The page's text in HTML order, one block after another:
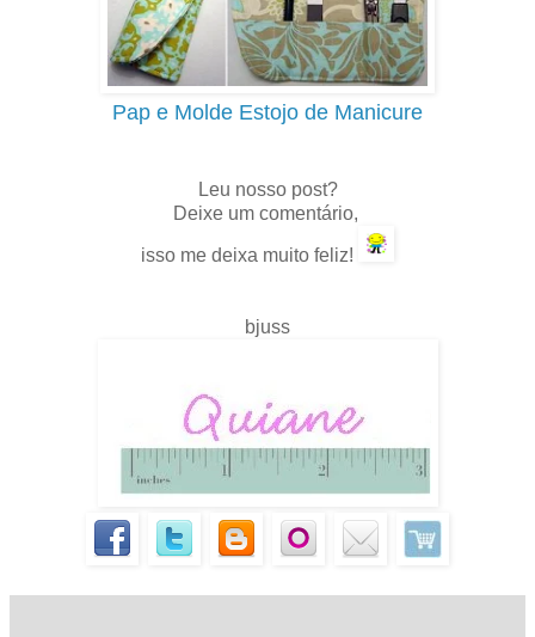
Pap e Molde Estojo de Manicure
Leu nosso post?
Deixe um comentário,
isso me deixa muito feliz!
bjuss